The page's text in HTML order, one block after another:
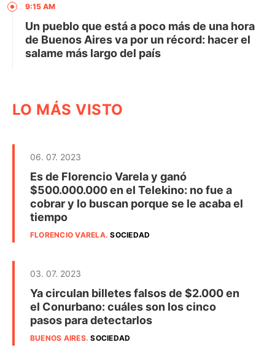
9:15 AM
Un pueblo que está a poco más de una hora
de Buenos Aires va por un récord: hacer el
salame más largo del país
LO MÁS VISTO
06. 07. 2023
Es de Florencio Varela y ganó
$500.000.000 en el Telekino: no fue a
cobrar y lo buscan porque se le acaba el
tiempo
FLORENCIO VARELA.SOCIEDAD
03. 07. 2023
Ya circulan billetes falsos de $2.000 en
el Conurbano: cuáles son los cinco
pasos para detectarlos
BUENOS AIRES.SOCIEDAD